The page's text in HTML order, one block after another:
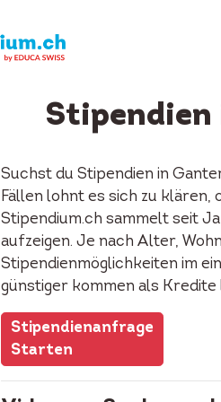
Stipendien
Suchst du Stipendien in
Fällen lohnt es sich zu
Stipendium.ch sammelt seit
aufzeigen. Je nach Alter,
Stipendienmöglichkeiten im
günstiger kommen als Kredite
Stipendienanfrage
Starten